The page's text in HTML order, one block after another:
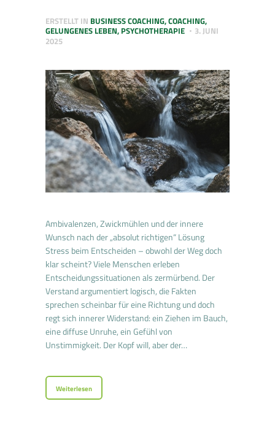
ERSTELLT IN BUSINESS COACHING,COACHING,
GELUNGENES LEBEN, PSYCHOTHERAPIE
3. JUNI
2025
Ambivalenzen, Zwickmühlen und der innere
Wunsch nach der „absolut richtigen“ Lösung
Stress beim Entscheiden – obwohl der Weg doch
klar scheint? Viele Menschen erleben
Entscheidungssituationen als zermürbend. Der
Verstand argumentiert logisch, die Fakten
sprechen scheinbar für eine Richtung und doch
regt sich innerer Widerstand: ein Ziehen im Bauch,
eine diffuse Unruhe, ein Gefühl von
Unstimmigkeit. Der Kopf will, aber der…
Weiterlesen